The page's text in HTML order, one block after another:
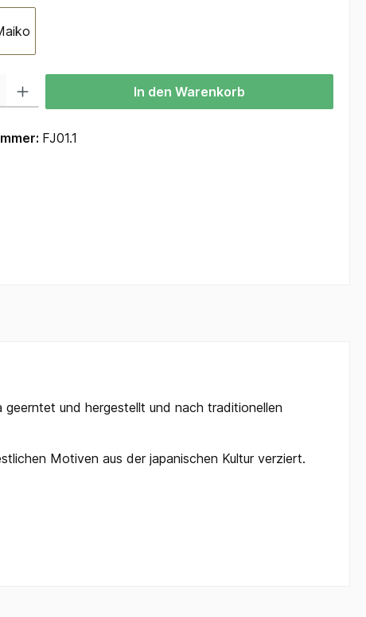
In den Warenkorb
FJ01.1
und hergestellt und nach traditionellen
Motiven aus der japanischen Kultur verziert.